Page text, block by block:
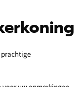
prachtige